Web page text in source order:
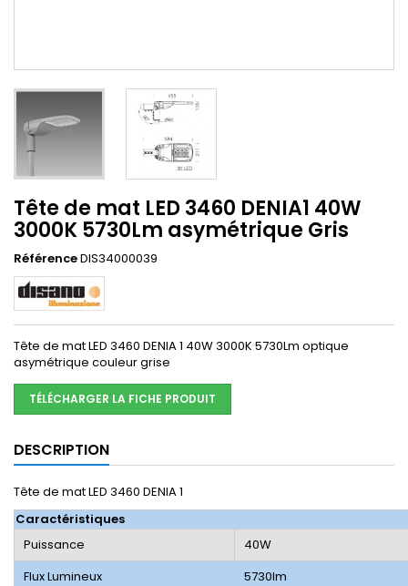
Tête de mat LED 3460 DENIA1 40W
3000K 5730Lm asymétrique Gris
RéférenceDIS34000039
Tête de mat LED 3460 DENIA 1 40W 3000K 5730Lm optique
asymétrique couleur grise
TÉLÉCHARGER LA FICHE PRODUIT
DESCRIPTION
Tête de mat LED 3460 DENIA 1
Caractéristiques
Puissance
40W
Flux Lumineux
5730lm